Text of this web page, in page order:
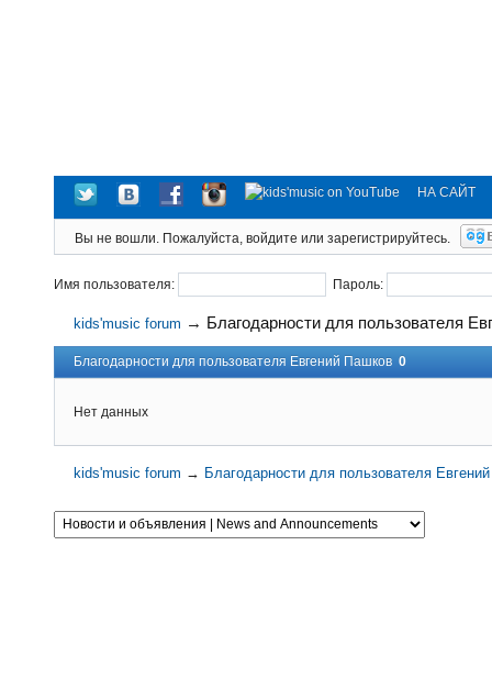
НА САЙТ
Вы не вошли. Пожалуйста, войдите или зарегистрируйтесь.
Имя пользователя: Пароль:
kids'music forum → Благодарности для пользователя
Благодарности для пользователя Евгений Пашков 0
Нет данных
kids'music forum → Благодарности для пользователя